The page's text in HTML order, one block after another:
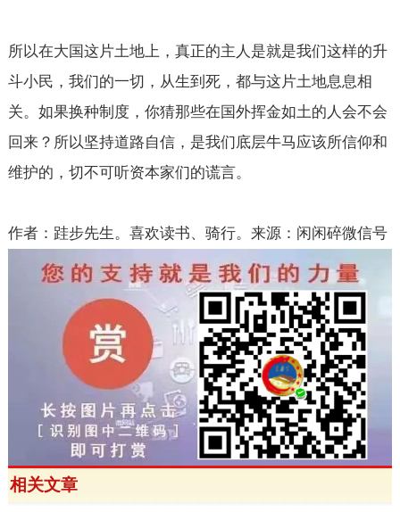
所以在大国这片土地上，真正的主人是就是我们这样的升
斗小民，我们的一切，从生到死，都与这片土地息息相
关。如果换种制度，你猜那些在国外挥金如土的人会不会
回来？所以坚持道路自信，是我们底层牛马应该所信仰和
维护的，切不可听资本家们的谎言。
作者：跬步先生。喜欢读书、骑行。来源：闲闲碎微信号
相关文章